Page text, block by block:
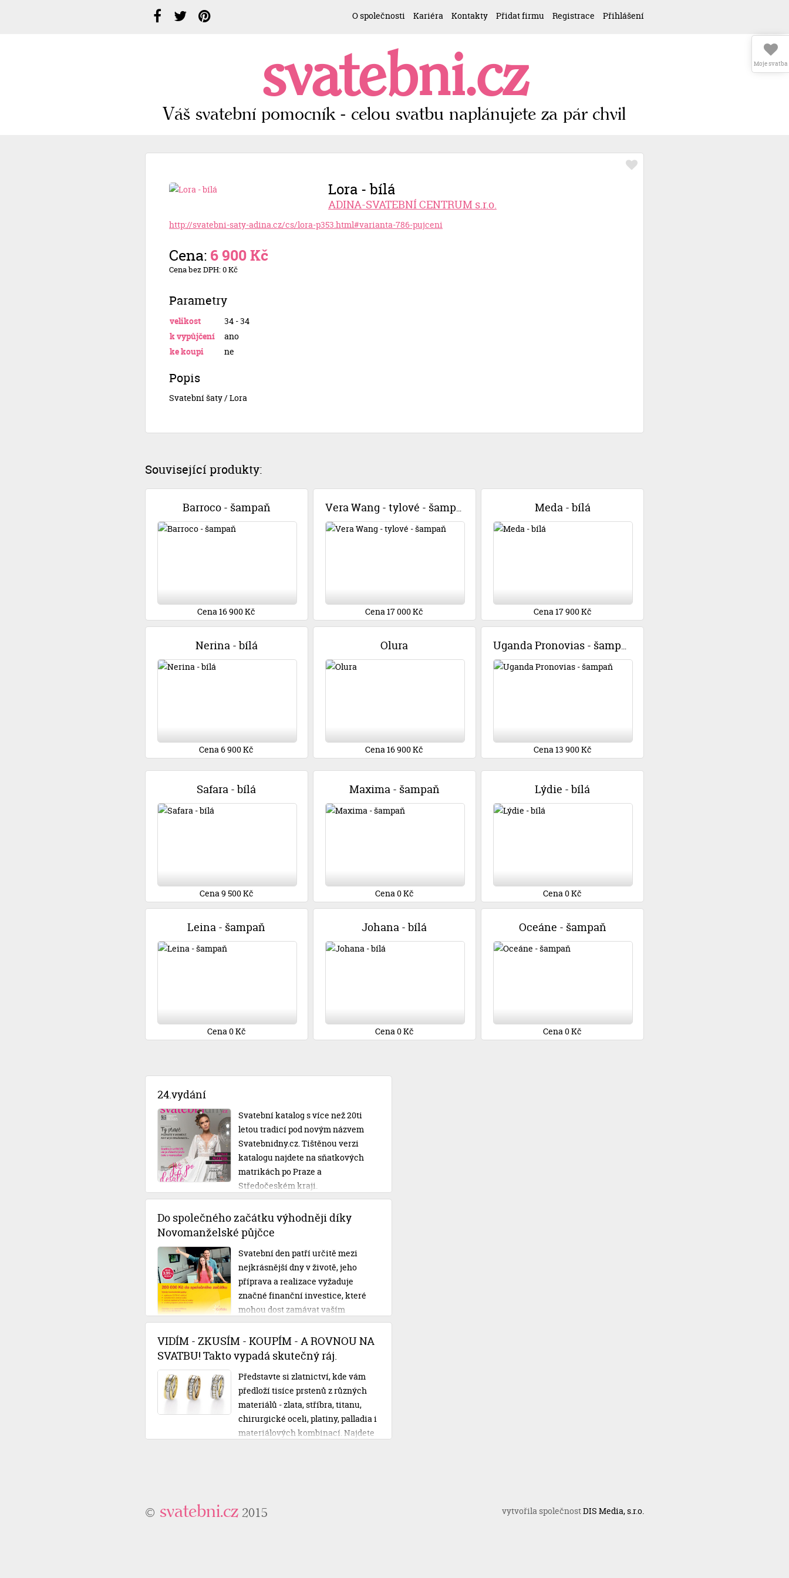
O společnosti Kariéra Kontakty Přidat firmu Registrace Přihlášení
svatebni.cz
Váš svatební pomocník - celou svatbu naplánujete za pár chvil
Lora - bílá
ADINA-SVATEBNÍ CENTRUM s.r.o.
http://svatebni-saty-adina.cz/cs/lora-p353.html#varianta-786-pujceni
Cena: 6 900 Kč
Cena bez DPH: 0 Kč
Parametry
velikost
34 - 34
k vypůjčení
ano
ke koupi
ne
Popis
Svatební šaty / Lora
Související produkty:
Barroco - šampaň
Cena 16 900 Kč
Vera Wang - tylové - šampaň
Cena 17 000 Kč
Meda - bílá
Cena 17 900 Kč
Nerina - bílá
Cena 6 900 Kč
Olura
Cena 16 900 Kč
Uganda Pronovias - šampaň
Cena 13 900 Kč
Safara - bílá
Cena 9 500 Kč
Maxima - šampaň
Cena 0 Kč
Lýdie - bílá
Cena 0 Kč
Leina - šampaň
Cena 0 Kč
Johana - bílá
Cena 0 Kč
Oceáne - šampaň
Cena 0 Kč
24.vydání
Svatební katalog s více než 20ti
letou tradicí pod novým názvem
Svatebnidny.cz. Tištěnou verzi
katalogu najdete na sňatkových
matrikách po Praze a
Středočeském kraji.
Do společného začátku výhodněji díky
Novomanželské půjčce
Svatební den patří určitě mezi
nejkrásnější dny v životě, jeho
příprava a realizace vyžaduje
značné finanční investice, které
mohou dost zamávat vaším
rozpočtem. S Novomanželskou
půjčkou od Cofidisu se však o své
posvatební plány nemusíte obávat.
VIDÍM - ZKUSÍM - KOUPÍM - A ROVNOU NA
SVATBU! Takto vypadá skutečný ráj.
Představte si zlatnictví, kde vám
předloží tisíce prstenů z různých
materiálů - zlata, stříbra, titanu,
chirurgické oceli, platiny, palladia i
materiálových kombinací. Najdete
Moje svatba
© svatebni.cz 2015 vytvořila společnostDIS Media, s.r.o.